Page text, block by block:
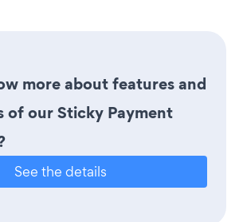
more about features and
of our Sticky Payment
See the details